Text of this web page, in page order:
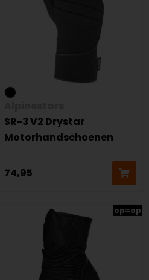
SR-3 V2 Drystar
Motorhandschoenen
74,95
op=op